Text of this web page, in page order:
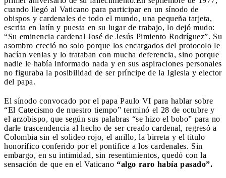
cuando llegó al Vaticano para participar en un sínodo de
obispos y cardenales de todo el mundo, una pequeña tarjeta,
escrita en latín y puesta en su lugar de trabajo, lo dejó mudo:
“Su eminencia cardenal José de Jesús Pimiento Rodríguez”. Su
asombro creció no solo porque los encargados del protocolo le
hacían venias y lo trataban con mucha deferencia, sino porque
nadie le había informado nada y en sus aspiraciones personales
no figuraba la posibilidad de ser príncipe de la Iglesia y elector
del papa.
El sínodo convocado por el papa Paulo VI para hablar sobre
“El Catecismo de nuestro tiempo” terminó el 28 de octubre y
el arzobispo, que según sus palabras “se hizo el bobo” para no
darle trascendencia al hecho de ser creado cardenal, regresó a
Colombia sin el solideo rojo, el anillo, la birreta y el título
honorífico conferido por el pontífice a los cardenales. Sin
embargo, en su intimidad, sin resentimientos, quedó con la
sensación de que en el Vaticano “algo raro había pasado”.